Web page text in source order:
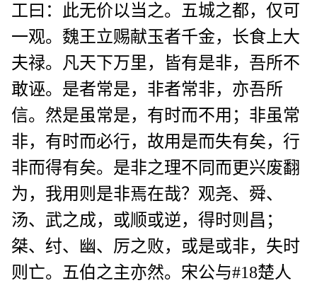
工曰：此无价以当之。五城之都，仅可
一观。魏王立赐献玉者千金，长食上大
夫禄。凡天下万里，皆有是非，吾所不
敢诬。是者常是，非者常非，亦吾所
信。然是虽常是，有时而不用；非虽常
非，有时而必行，故用是而失有矣，行
非而得有矣。是非之理不同而更兴废翻
为，我用则是非焉在哉？观尧、舜、
汤、武之成，或顺或逆，得时则昌；
桀、纣、幽、厉之败，或是或非，失时
则亡。五伯之主亦然。宋公与#18楚人